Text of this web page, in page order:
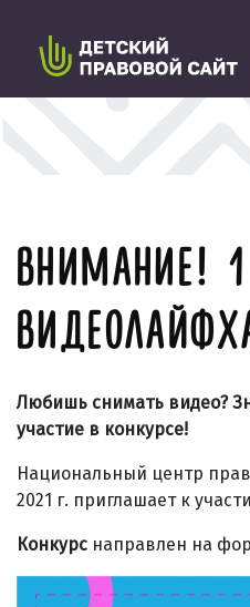
ВНИМАНИЕ!
Любишь снимать видео?
участие в конкурсе!
Национальный центр
2021 г. приглашает к
Конкурс направлен на